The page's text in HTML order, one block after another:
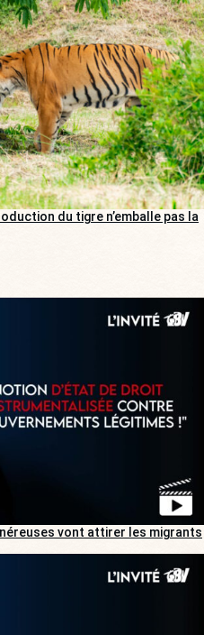
du tigre n’emballe pas la
vont attirer les migrants